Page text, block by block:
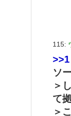
115:
>>1
ソ
＞
て
＞